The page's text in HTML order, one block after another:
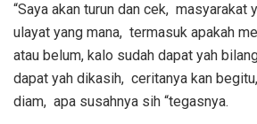
“Saya akan turun dan cek, masyarakat
ulayat yang mana, termasuk apakah
atau belum, kalo sudah dapat yah
dapat yah dikasih, ceritanya kan
diam, apa susahnya sih “tegasnya.